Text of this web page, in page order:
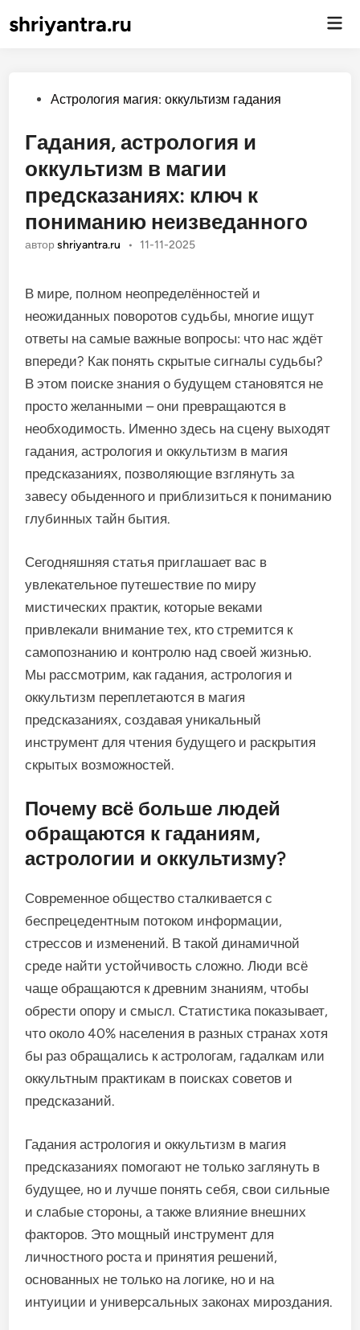
shriyantra.ru
Опубликовано
Астрология магия: оккультизм гадания
Гадания, астрология и
оккультизм в магии
предсказаниях: ключ к
пониманию неизведанного
авторshriyantra.ru • 11-11-2025
В мире, полном неопределённостей и
неожиданных поворотов судьбы, многие ищут
ответы на самые важные вопросы: что нас ждёт
впереди? Как понять скрытые сигналы судьбы?
В этом поиске знания о будущем становятся не
просто желанными – они превращаются в
необходимость. Именно здесь на сцену выходят
гадания, астрология и оккультизм в магия
предсказаниях, позволяющие взглянуть за
завесу обыденного и приблизиться к пониманию
глубинных тайн бытия.
Сегодняшняя статья приглашает вас в
увлекательное путешествие по миру
мистических практик, которые веками
привлекали внимание тех, кто стремится к
самопознанию и контролю над своей жизнью.
Мы рассмотрим, как гадания, астрология и
оккультизм переплетаются в магия
предсказаниях, создавая уникальный
инструмент для чтения будущего и раскрытия
скрытых возможностей.
Почему всё больше людей
обращаются к гаданиям,
астрологии и оккультизму?
Современное общество сталкивается с
беспрецедентным потоком информации,
стрессов и изменений. В такой динамичной
среде найти устойчивость сложно. Люди всё
чаще обращаются к древним знаниям, чтобы
обрести опору и смысл. Статистика показывает,
что около 40% населения в разных странах хотя
бы раз обращались к астрологам, гадалкам или
оккультным практикам в поисках советов и
предсказаний.
Гадания астрология и оккультизм в магия
предсказаниях помогают не только заглянуть в
будущее, но и лучше понять себя, свои сильные
и слабые стороны, а также влияние внешних
факторов. Это мощный инструмент для
личностного роста и принятия решений,
основанных не только на логике, но и на
интуиции и универсальных законах мироздания.